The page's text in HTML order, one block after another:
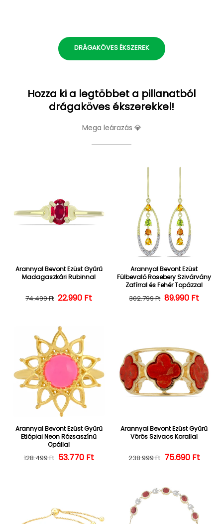
DRÁGAKÖVES ÉKSZEREK
Hozza ki a legtöbbet a pillanatból
drágaköves ékszerekkel!
Mega leárazás 💎
Arannyal Bevont Ezüst Gyűrű
Madagaszkári Rubinnal
Normál ár
74.499 Ft Kedvezményes ár
22.990 Ft
Arannyal Bevont Ezüst
Fülbevaló Rosebery Szivárvány
Zafírral és Fehér Topázzal
Normál ár
302.799 Ft 89.990 Ft
Arannyal Bevont Ezüst Gyűrű
Etiópiai Neon Rózsaszínű
Opállal
Normál ár
128.499 Ft Kedvezményes ár
53.770 Ft
Arannyal Bevont Ezüst Gyűrű
Vörös Szivacs Korallal
Normál ár
238.999 Ft 75.690 Ft